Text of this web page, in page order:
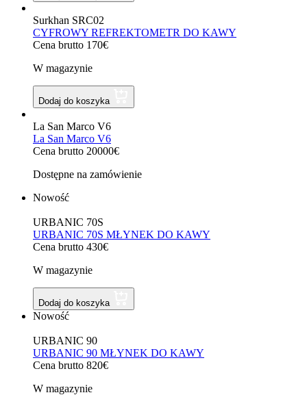
Surkhan SRC02
CYFROWY REFREKTOMETR DO KAWY
Cena brutto 170€
W magazynie
Dodaj do koszyka
La San Marco V6
La San Marco V6
Cena brutto 20000€
Dostępne na zamówienie
Nowość
URBANIC 70S
URBANIC 70S MŁYNEK DO KAWY
Cena brutto 430€
W magazynie
Dodaj do koszyka
Nowość
URBANIC 90
URBANIC 90 MŁYNEK DO KAWY
Cena brutto 820€
W magazynie